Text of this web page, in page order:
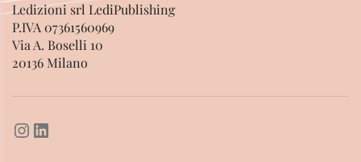
Ledizioni srl LediPublishing
P.IVA 07361560969
Via A. Boselli 10
20136 Milano